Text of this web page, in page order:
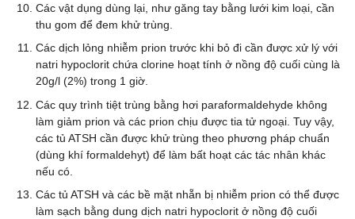
Các vật dụng dùng lại, như găng tay bằng lưới kim loại, cần
thu gom để đem khử trùng.
Các dịch lỏng nhiễm prion trước khi bỏ đi cần được xử lý với
natri hypoclorit chứa clorine hoạt tính ở nồng độ cuối cùng là
20g/l (2%) trong 1 giờ.
Các quy trình tiệt trùng bằng hơi paraformaldehyde không
làm giảm prion và các prion chịu được tia tử ngoại. Tuy vậy,
các tủ ATSH cần được khử trùng theo phương pháp chuẩn
(dùng khí formaldehyt) để làm bất hoạt các tác nhân khác
nếu có.
Các tủ ATSH và các bề mặt nhẵn bị nhiễm prion có thể được
làm sạch bằng dung dịch natri hypoclorit ở nồng độ cuối